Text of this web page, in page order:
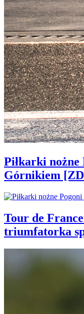
Piłkarki nożne
Górnikiem
Tour de
triumfatorka